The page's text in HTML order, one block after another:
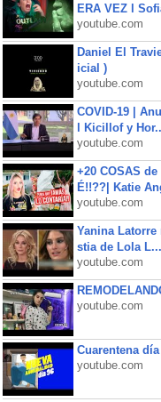
ERA VEZ l
youtube.com
Daniel El
icial )
youtube.com
COVID-19 |
l Kicillof y
youtube.com
+20 COSAS
É!!??| Katie
youtube.com
Yanina
stia de Lola L...
youtube.com
youtube.com
Cuarentena día
youtube.com